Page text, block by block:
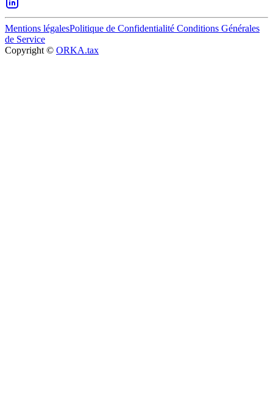
Mentions légalesPolitique de Confidentialité Conditions Générales
de Service
Copyright © ORKA.tax